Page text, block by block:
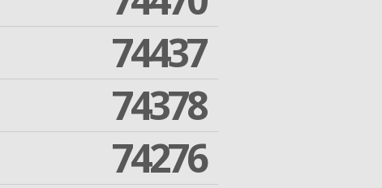
74437
74378
74276